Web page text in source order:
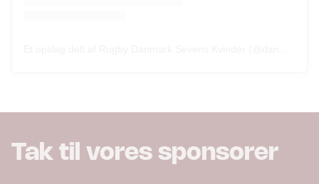
Tak til vores sponsorer